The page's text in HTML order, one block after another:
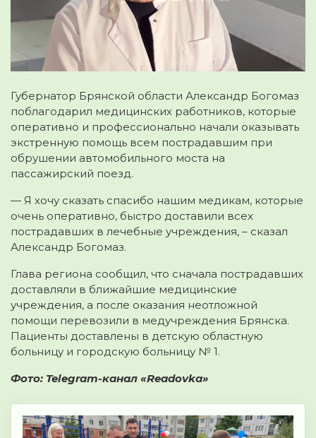
Губернатор Брянской области Александр Богомаз
поблагодарил медицинских работников, которые
оперативно и профессионально начали оказывать
экстренную помощь всем пострадавшим при
обрушении автомобильного моста на
пассажирский поезд.
— Я хочу сказать спасибо нашим медикам, которые
очень оперативно, быстро доставили всех
пострадавших в лечебные учреждения, – сказал
Александр Богомаз.
Глава региона сообщил, что сначала пострадавших
доставляли в ближайшие медицинские
учреждения, а после оказания неотложной
помощи перевозили в медучреждения Брянска.
Пациенты доставлены в детскую областную
больницу и городскую больницу № 1.
Фото: Telegram-канал «Readovka»